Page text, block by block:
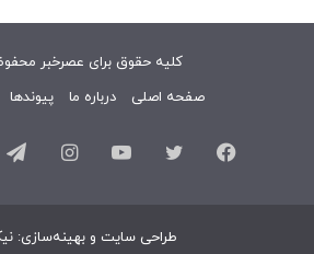
کلیه حقوق برای عصرخبر
صفحه اصلی
درباره ما پیوندها
فیسبوک توییتر یوتیوب
طراحی سایت و بهینه‌سازی: